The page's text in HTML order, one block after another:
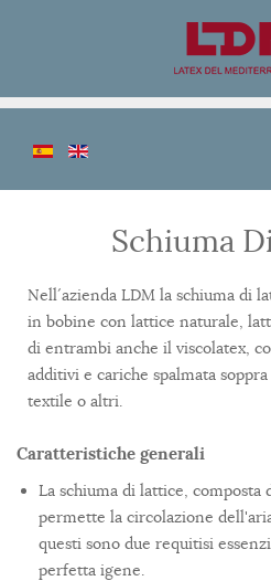
Schiuma
Nell´azienda LDM la schiuma di
in bobine con lattice naturale,
di entrambi anche il viscolatex,
additivi e cariche spalmata
textile o altri.
Caratteristiche generali
La schiuma di lattice,
permette la circolazione
questi sono due requitisi
perfetta igene.